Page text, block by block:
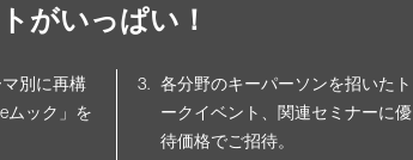
がいっぱい！
別に再構
ムック」を
各分野のキーパーソンを招いたト
ークイベント、関連セミナーに優
待価格でご招待。